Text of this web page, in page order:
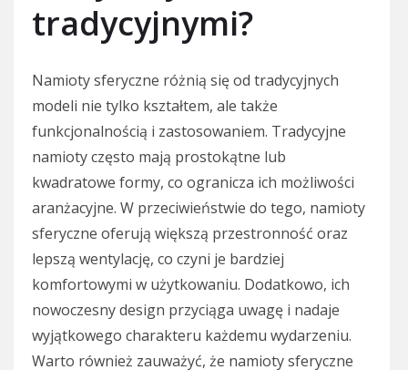
tradycyjnymi?
Namioty sferyczne różnią się od tradycyjnych
modeli nie tylko kształtem, ale także
funkcjonalnością i zastosowaniem. Tradycyjne
namioty często mają prostokątne lub
kwadratowe formy, co ogranicza ich możliwości
aranżacyjne. W przeciwieństwie do tego, namioty
sferyczne oferują większą przestronność oraz
lepszą wentylację, co czyni je bardziej
komfortowymi w użytkowaniu. Dodatkowo, ich
nowoczesny design przyciąga uwagę i nadaje
wyjątkowego charakteru każdemu wydarzeniu.
Warto również zauważyć, że namioty sferyczne